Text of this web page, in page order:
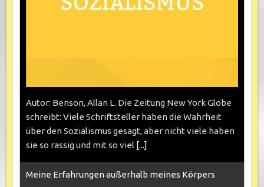
Autor: Benson, Allan L. Die Zeitung New York Globe
schreibt: Viele Schriftsteller haben die Wahrheit
über den Sozialismus gesagt, aber nicht viele haben
sie so rassig und mit so viel [...]
Meine Erfahrungen außerhalb meines Körpers